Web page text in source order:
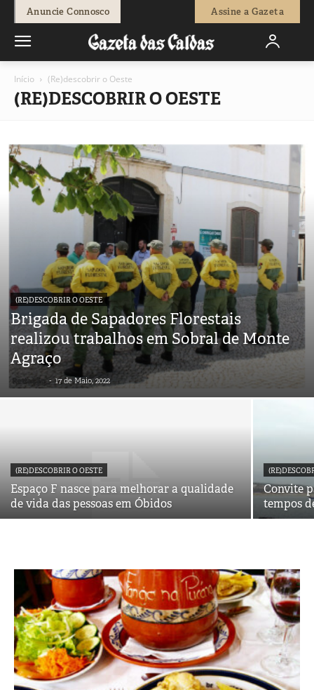
Anuncie Connosco Assine a Gazeta
Início (Re)descobrir o Oeste
(RE)DESCOBRIR O OESTE
(RE)DESCOBRIR O OESTE
Brigada de Sapadores Florestais
realizou trabalhos em Sobral de Monte
Agraço
Redação - 17 de Maio, 2022
(RE)DESCOBRIR O OESTE
Espaço F nasce para melhorar a qualidade
de vida das pessoas em Óbidos
Convite
tempos